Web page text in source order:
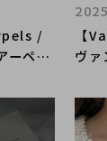
/
ーペ
お任せ
【
ヴァ
レク
くだ